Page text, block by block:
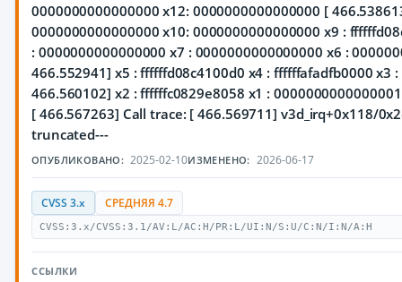
0000000000000000 x12: 0000000000000000 [
0000000000000000 x10: 0000000000000000 x9 :
: 0000000000000000 x7 : 0000000000000000 x6 :
466.552941] x5 : ffffffd08c4100d0 x4 : ffffffafadfb0000 x3
466.560102] x2 : ffffffc0829e8058 x1 :
[ 466.567263] Call trace: [ 466.569711] v3d_irq+0x118/
truncated---
ОПУБЛИКОВАНО: 2025-02-10ИЗМЕНЕНО: 2026-06-17
CVSS 3.x СРЕДНЯЯ 4.7
CVSS:3.x/CVSS:3.1/AV:L/AC:H/PR:L/UI:N/S:U/C:N/I:N/A:H
ССЫЛКИ